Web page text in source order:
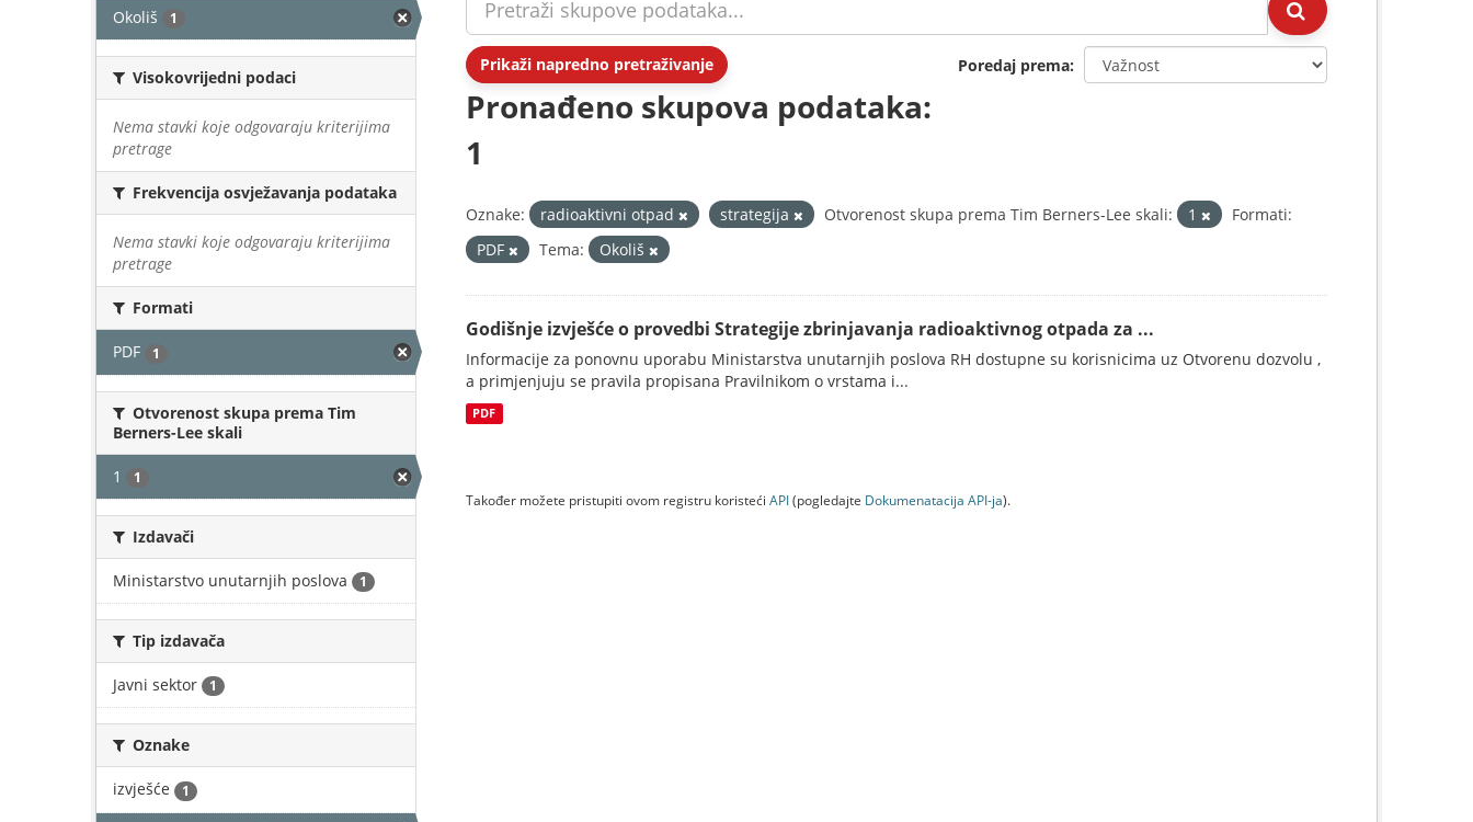
Okoliš 1
Visokovrijedni podaci
Nema stavki koje odgovaraju kriterijima
pretrage
Frekvencija osvježavanja podataka
Nema stavki koje odgovaraju kriterijima
pretrage
Formati
PDF 1
Otvorenost skupa prema Tim
Berners-Lee skali
1 1
Izdavači
Ministarstvo unutarnjih poslova 1
Tip izdavača
Javni sektor 1
Oznake
izvješće 1
Prikaži napredno pretraživanje Poredaj prema
Pronađeno skupova podataka:
1
Oznake: radioaktivni otpad strategija Otvorenost skupa prema Tim Berners-Lee skali: 1
Formati:
PDF
Tema: Okoliš
Godišnje izvješće o provedbi Strategije zbrinjavanja radioaktivnog otpada za ...
Informacije za ponovnu uporabu Ministarstva unutarnjih poslova RH dostupne su korisnicima uz Otvorenu dozvolu ,
a primjenjuju se pravila propisana Pravilnikom o vrstama i...
PDF
Također možete pristupiti ovom registru koristeći API(pogledajte Dokumenаtаcijа API-jа).